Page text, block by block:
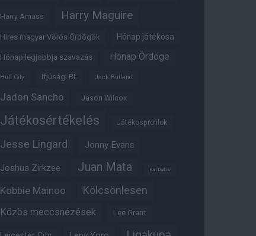
Harry Amass Harry Maguire
Híres magyar Vörös Ördögök Hónap játékosa
Hónap legjobbja szavazás Hónap Ördöge
Hull City Ifjúsági BL Jack Butland
Jadon Sancho Jason Wilcox
Játékosértékelés Játékosprofilok
Jesse Lingard Jonny Evans
Joshua Zirkzee Juan Mata Karl Darlow
Kobbie Mainoo Kölcsönlesen
Közös meccsnézések Lee Grant